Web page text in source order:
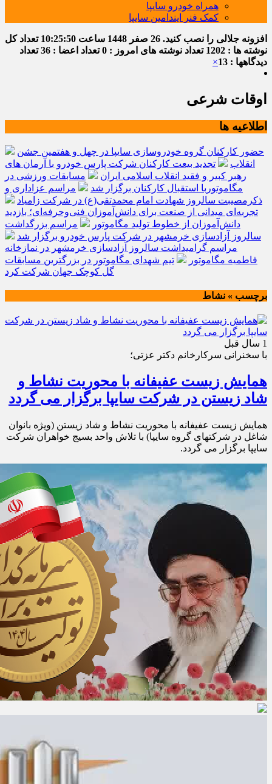
همراه خودرو سایپا
کمک فنر ایندامین سایپا
افزونه جلالی را نصب کنید. 26 صفر 1448 ساعت 10:25:51 تعداد کل
نوشته ها : 1202
تعداد نوشته های امروز : 0 تعداد اعضا : 36
تعداد
دیدگاهها : 13
×
اوقات شرعی
اطلاعیه ها
حضور کارکنان گروه خودروسازی سایپا در چهل و هفتمین جشن
انقلاب
تجدید بیعت کارکنان شرکت پارس خودرو با آرمان های
رهبر کبیر و فقید انقلاب اسلامی ایران
مسابقات ورزشی در
مگاموتوربا استقبال کارکنان برگزار شد
مراسم عزاداری و
ذکرمصیبت سالروز شهادت امام محمدتقی(ع) در شرکت زامیاد
تجربه‌ای میدانی از صنعت برای دانش‌آموزان فنی‌وحرفه‌ای؛ بازدید
دانش‌آموزان از خطوط تولید مگاموتور
مراسم بزرگداشت
سالروز آزادسازی خرمشهر در شرکت پارس خودرو برگزار شد
مراسم گرامیداشت سالروز آزادسازی خرمشهر در نمازخانه
فاطمیه مگاموتور
تیم شهدای مگاموتور در بزرگترین مسابقات
گل کوچک جهان شرکت کرد
برچسب » نشاط
1 سال قبل
با سخنرانی سرکارخانم دکتر عزتی؛
همایش زیست عفیفانه با محوریت نشاط و
شاد زیستن در شرکت سایپا برگزار می گردد
همایش زیست عفیفانه با محوریت نشاط و شاد زیستن (ویژه بانوان
شاغل در شرکتهای گروه سایپا) با تلاش واحد بسیج خواهران شرکت
سایپا برگزار می گردد.